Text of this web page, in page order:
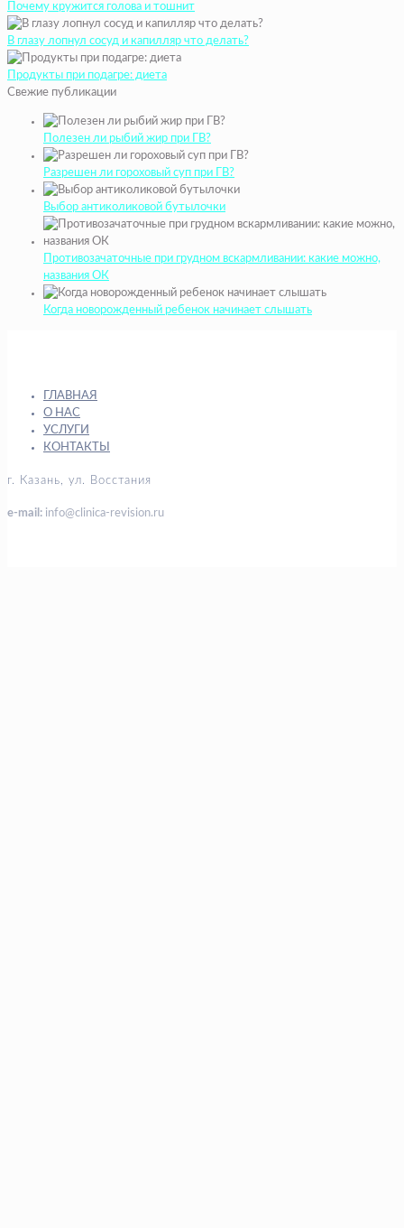
Почему кружится голова и тошнит
В глазу лопнул сосуд и капилляр что делать?
Продукты при подагре: диета
Свежие публикации
Полезен ли рыбий жир при ГВ?
Разрешен ли гороховый суп при ГВ?
Выбор антиколиковой бутылочки
Противозачаточные при грудном вскармливании: какие можно,
названия ОК
Когда новорожденный ребенок начинает слышать
ГЛАВНАЯ
О НАС
УСЛУГИ
КОНТАКТЫ
г. Казань, ул. Восстания
e-mail: info@clinica-revision.ru